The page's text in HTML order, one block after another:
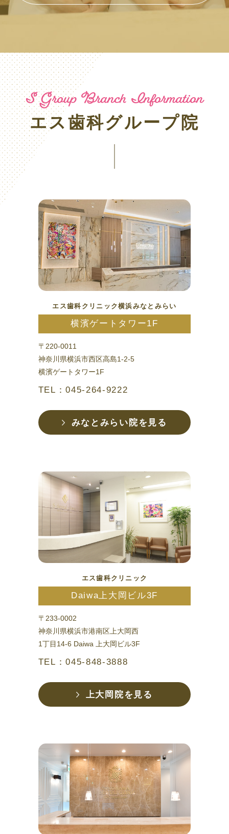
S Group Branch Information
エス歯科グループ院
エス歯科クリニック横浜みなとみらい
横濱ゲートタワー1F
〒220-0011
神奈川県横浜市西区高島1-2-5
横濱ゲートタワー1F
TEL：045-264-9222
みなとみらい院を見る
エス歯科クリニック
Daiwa上大岡ビル3F
〒233-0002
神奈川県横浜市港南区上大岡西
1丁目14-6 Daiwa 上大岡ビル3F
TEL：045-848-3888
上大岡院を見る